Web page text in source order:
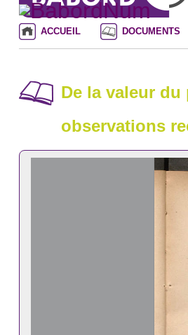
ACCUEIL DOCUMENTS
De la valeur
observations